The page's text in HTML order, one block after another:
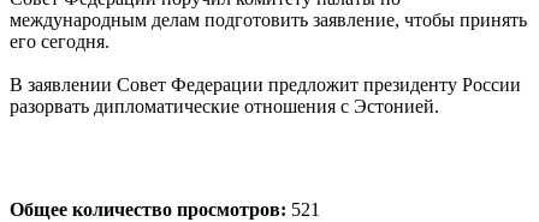
международным делам подготовить заявление, чтобы принять
его сегодня.
В заявлении Совет Федерации предложит президенту России
разорвать дипломатические отношения с Эстонией.
Общее количество просмотров: 521